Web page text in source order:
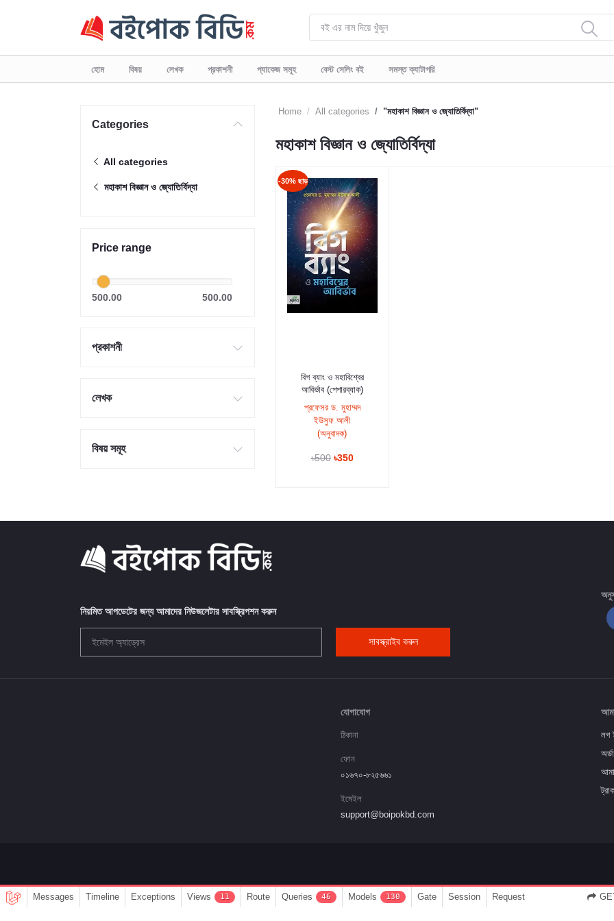
হোম বিষয় লেখক প্রকাশনী প্যাকেজ সমূহ বেস্ট সেলিং বই সমস্ত ক্যাটাগরি
Categories
All categories
মহাকাশ বিজ্ঞান ও জ্যোতির্বিদ্যা
Price range
500.00 500.00
প্রকাশনী
লেখক
বিষয় সমূহ
Home All categories "মহাকাশ বিজ্ঞান ও জ্যোতির্বিদ্যা"
মহাকাশ বিজ্ঞান ও জ্যোতির্বিদ্যা
-30% ছাড়
কার্টে যুক্ত করুন
বিগ ব্যাং ও মহাবিশ্বের
আবির্ভাব (পেপারব্যাক)
প্রফেসর ড. মুহাম্মদ
ইউসুফ আলী
(অনুবাদক)
৳500 ৳350
নিয়মিত আপডেটের জন্য আমাদের নিউজলেটার সাবস্ক্রিপশন করুন
সাবস্ক্রাইব করুন
যোগাযোগ
ঠিকানা
ফোন
০১৬৭০-৮২৫৬৬১
ইমেইল
support@boipokbd.com
লগ
Messages Timeline Exceptions Views 11 Route Queries 46 Models 130 Gate Session Request